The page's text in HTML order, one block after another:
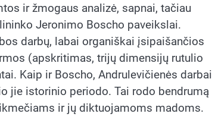
ir žmogaus analizė, sapnai, tačiau
Jeronimo Boscho paveikslai.
darbų, labai organiškai įsipaišančios
(apskritimas, trijų dimensijų rutulio
Kaip ir Boscho, Andrulevičienės darbai
jie istorinio periodo. Tai rodo bendrumą
ir jų diktuojamoms madoms.